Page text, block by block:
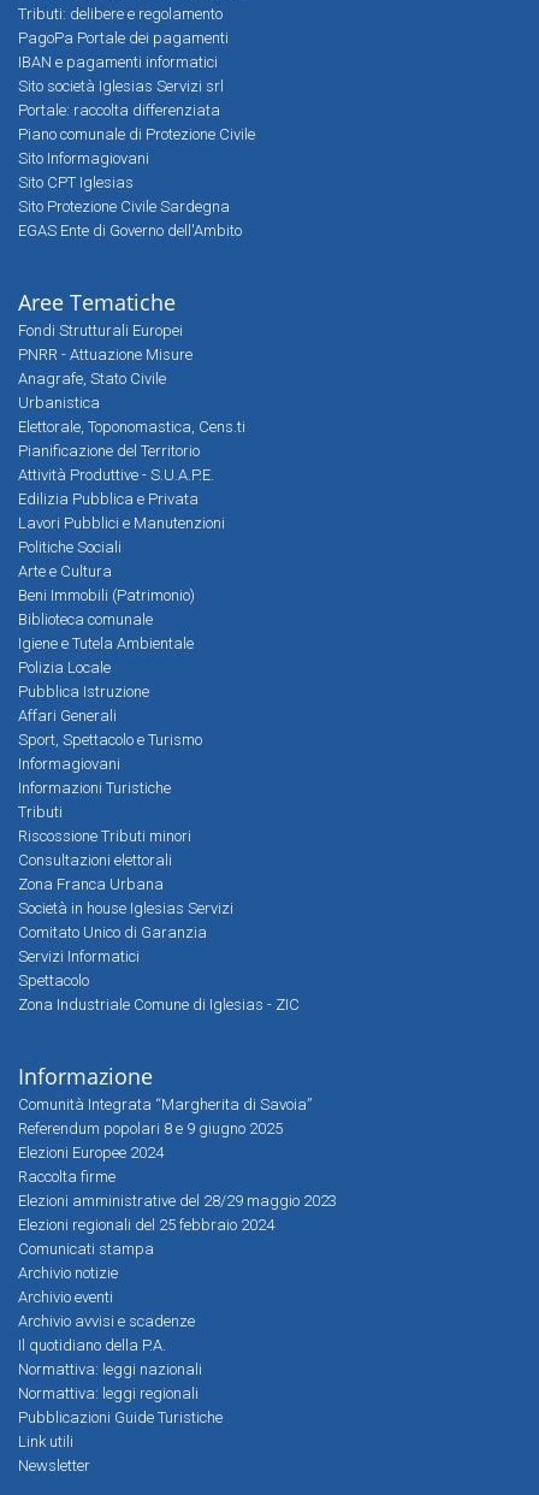
Tributi: delibere e regolamento
PagoPa Portale dei pagamenti
IBAN e pagamenti informatici
Sito società Iglesias Servizi srl
Portale: raccolta differenziata
Piano comunale di Protezione Civile
Sito Informagiovani
Sito CPT Iglesias
Sito Protezione Civile Sardegna
EGAS Ente di Governo dell'Ambito
Aree Tematiche
Fondi Strutturali Europei
PNRR - Attuazione Misure
Anagrafe, Stato Civile
Urbanistica
Elettorale, Toponomastica, Cens.ti
Pianificazione del Territorio
Attività Produttive - S.U.A.P.E.
Edilizia Pubblica e Privata
Lavori Pubblici e Manutenzioni
Politiche Sociali
Arte e Cultura
Beni Immobili (Patrimonio)
Biblioteca comunale
Igiene e Tutela Ambientale
Polizia Locale
Pubblica Istruzione
Affari Generali
Sport, Spettacolo e Turismo
Informagiovani
Informazioni Turistiche
Tributi
Riscossione Tributi minori
Consultazioni elettorali
Zona Franca Urbana
Società in house Iglesias Servizi
Comitato Unico di Garanzia
Servizi Informatici
Spettacolo
Zona Industriale Comune di Iglesias - ZIC
Informazione
Comunità Integrata “Margherita di Savoia”
Referendum popolari 8 e 9 giugno 2025
Elezioni Europee 2024
Raccolta firme
Elezioni amministrative del 28/29 maggio 2023
Elezioni regionali del 25 febbraio 2024
Comunicati stampa
Archivio notizie
Archivio eventi
Archivio avvisi e scadenze
Il quotidiano della P.A.
Normattiva: leggi nazionali
Normattiva: leggi regionali
Pubblicazioni Guide Turistiche
Link utili
Newsletter